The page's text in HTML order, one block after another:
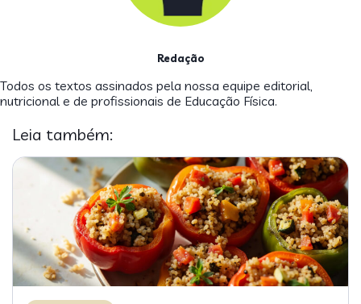
Redação
Todos os textos assinados pela nossa equipe editorial,
nutricional e de profissionais de Educação Física.
Leia também: